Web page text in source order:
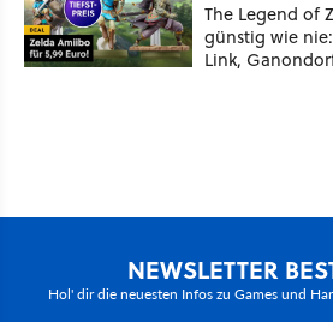
The Legend of
günstig wie
Link,
NEWSLETTER
Hol' dir die neuesten Infos zu Games und